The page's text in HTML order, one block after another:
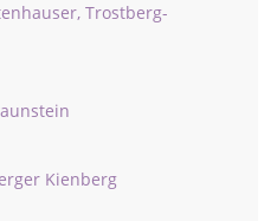
Trostberg-
Kienberg